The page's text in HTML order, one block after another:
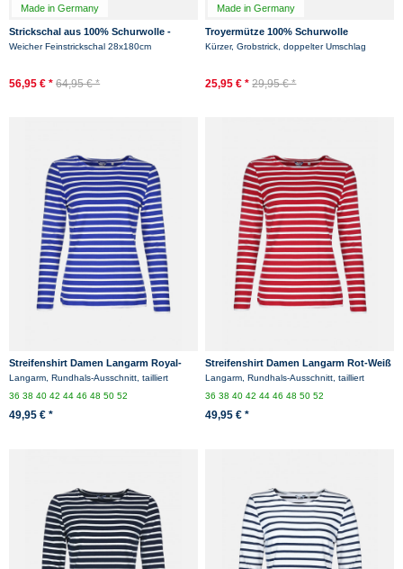
Made in Germany
Strickschal aus 100% Schurwolle -
Merino - Grau
Weicher Feinstrickschal 28x180cm
56,95 € * 64,95 € *
Made in Germany
Troyermütze 100% Schurwolle
Hanseheld - Strickmütze aus Wolle -
Kürzer, Grobstrick, doppelter Umschlag
25,95 € * 29,95 € *
Streifenshirt Damen Langarm Royal-
Weiß Gestreift Ringelshirt
Langarm, Rundhals-Ausschnitt, tailliert
363840424446485052
49,95 € *
Streifenshirt Damen Langarm Rot-Weiß
gestreift Ringelshirt
Langarm, Rundhals-Ausschnitt, tailliert
363840424446485052
49,95 € *